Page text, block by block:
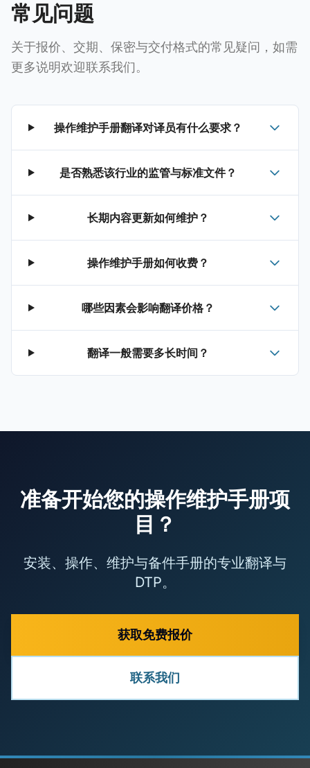
常见问题
关于报价、交期、保密与交付格式的常见疑问，如需
更多说明欢迎联系我们。
操作维护手册翻译对译员有什么要求？
是否熟悉该行业的监管与标准文件？
长期内容更新如何维护？
操作维护手册如何收费？
哪些因素会影响翻译价格？
翻译一般需要多长时间？
准备开始您的操作维护手册项
目？
安装、操作、维护与备件手册的专业翻译与
DTP。
获取免费报价
联系我们